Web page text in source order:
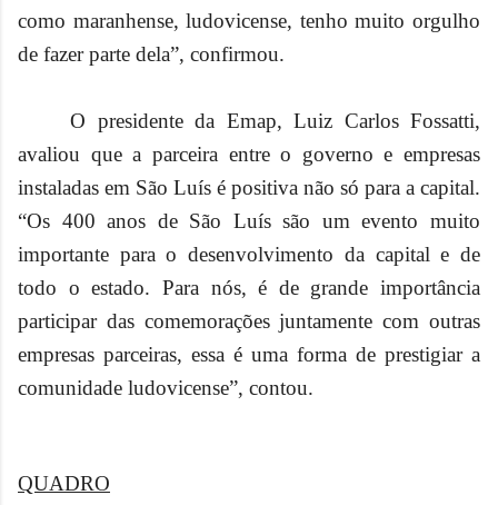
como maranhense, ludovicense, tenho muito orgulho
de fazer parte dela”, confirmou.
O presidente da Emap, Luiz Carlos Fossatti,
avaliou que a parceira entre o governo e empresas
instaladas em São Luís é positiva não só para a capital.
“Os 400 anos de São Luís são um evento muito
importante para o desenvolvimento da capital e de
todo o estado. Para nós, é de grande importância
participar das comemorações juntamente com outras
empresas parceiras, essa é uma forma de prestigiar a
comunidade ludovicense”, contou.
QUADRO